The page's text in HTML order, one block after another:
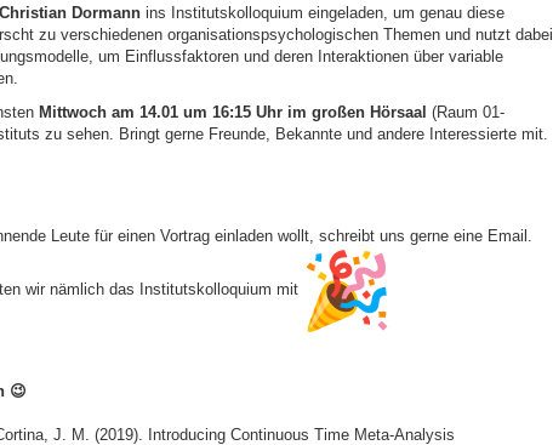
Dormannins Institutskolloquium eingeladen, um genau diese
zu verschiedenen organisationspsychologischen Themen und nutzt dabei
um Einflussfaktoren und deren Interaktionen über variable
Mittwoch am 14.01 um 16:15 Uhr im großen Hörsaal (Raum 01-
zu sehen. Bringt gerne Freunde, Bekannte und andere Interessierte mit.
Leute für einen Vortrag einladen wollt, schreibt uns gerne eine Email.
wir nämlich das Institutskolloquium mit
😉
J. M. (2019). Introducing Continuous Time Meta-Analysis